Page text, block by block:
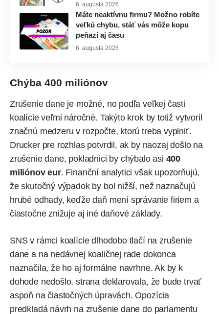
6. augusta 2026
Máte neaktívnu firmu? Možno robíte
veľkú chybu, stáť vás môže kopu
peňazí aj času
6. augusta 2026
Chýba 400 miliónov
Zrušenie dane je možné, no podľa veľkej časti
koalície veľmi náročné. Takýto krok by totiž vytvoril
značnú medzeru v rozpočte, ktorú treba vyplniť.
Drucker pre rozhlas potvrdil, ak by naozaj došlo na
zrušenie dane, pokladnici by chýbalo asi 400
miliónov eur. Finanční analytici však upozorňujú,
že skutočný výpadok by bol nižší, než naznačujú
hrubé odhady, keďže daň mení správanie firiem a
čiastočne znižuje aj iné daňové základy.
SNS v rámci koalície dlhodobo tlačí na zrušenie
dane a na nedávnej koaličnej rade dokonca
naznačila, že ho aj formálne navrhne. Ak by k
dohode nedošlo, strana deklarovala, že bude trvať
aspoň na čiastočných úpravách. Opozícia
predkladá návrh na zrušenie dane do parlamentu